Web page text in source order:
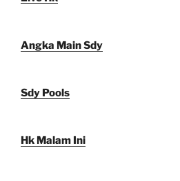
Angka Main Sdy
Sdy Pools
Hk Malam Ini